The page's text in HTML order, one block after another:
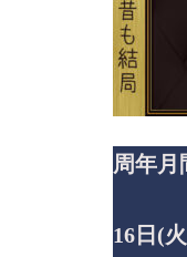
周年月
16日(